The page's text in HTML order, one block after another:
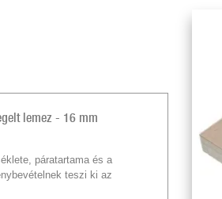
lemez - 16 mm
páratartama és a
teszi ki az